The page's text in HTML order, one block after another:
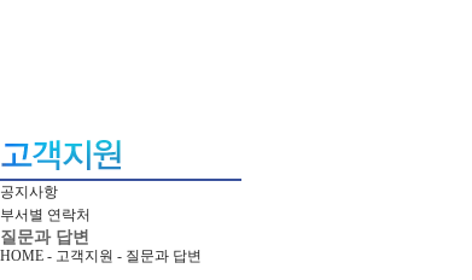
공지사항
부서별 연락처
질문과 답변
HOME - 고객지원 - 질문과 답변